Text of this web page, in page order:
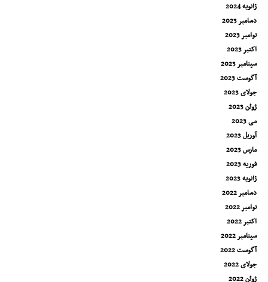
ژانویه 2024
دسامبر 2023
نوامبر 2023
اکتبر 2023
سپتامبر 2023
آگوست 2023
جولای 2023
ژوئن 2023
می 2023
آوریل 2023
مارس 2023
فوریه 2023
ژانویه 2023
دسامبر 2022
نوامبر 2022
اکتبر 2022
سپتامبر 2022
آگوست 2022
جولای 2022
ژوئن 2022